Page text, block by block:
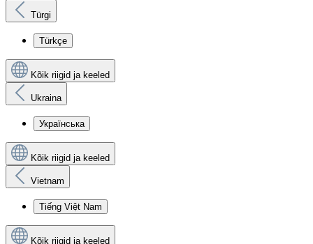
Türgi
Türkçe
Kõik riigid ja keeled
Ukraina
Українська
Kõik riigid ja keeled
Vietnam
Tiếng Việt Nam
Kõik riigid ja keeled